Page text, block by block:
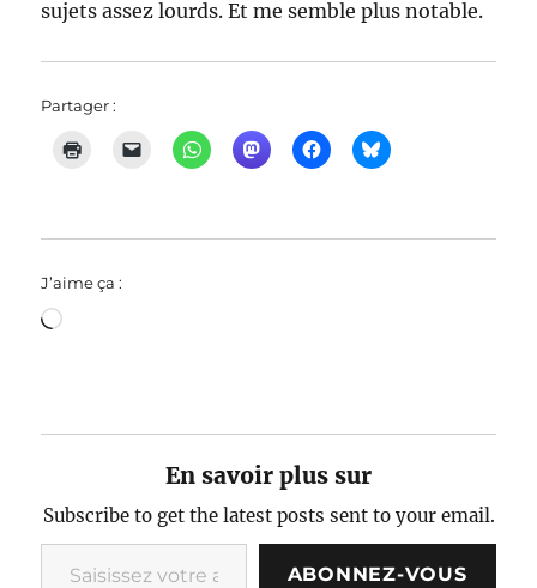
sujets assez lourds. Et me semble plus notable.
Partager :
J’aime ça :
Chargement…
En savoir plus sur
Subscribe to get the latest posts sent to your email.
Saisissez votre adresse e-mail…
ABONNEZ-VOUS